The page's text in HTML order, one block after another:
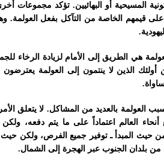
المسيحية أو البهائيين. تؤكد مجموعات
قيمهم الخاصة من التآكل بفعل العولمة.
هي الطريق إلى الأمام لزيادة الرخاء
الذين لا ينتمون إلى العولمة يعترضون
العولمة بالعديد من المشاكل. لا يتعلق
العالم اعتماداً على ما يتم دفعه،
حيث المبدأ ـ توفير جميع الفرص، ولكن حيث
بلدان الجنوب عبر الهجرة إلى الشمال.